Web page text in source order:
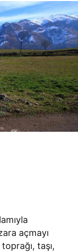
açmayı
taşı,